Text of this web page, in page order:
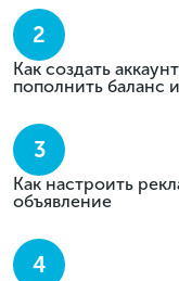
2
Как создать
пополнить баланс
3
Как настроить
объявление
4